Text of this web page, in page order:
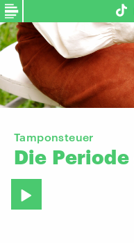
Tamponsteuer
Die Periode